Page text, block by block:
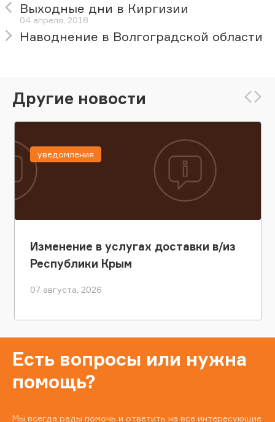
Выходные дни в Киргизии
04 апреля, 2018
Наводнение в Волгоградской области
Другие новости
Изменение в услугах доставки в/из
Республики Крым
07 августа, 2026
уведомления
Есть вопросы или нужна
помощь?
Мы всегда рады помочь и ответить на все интересующие